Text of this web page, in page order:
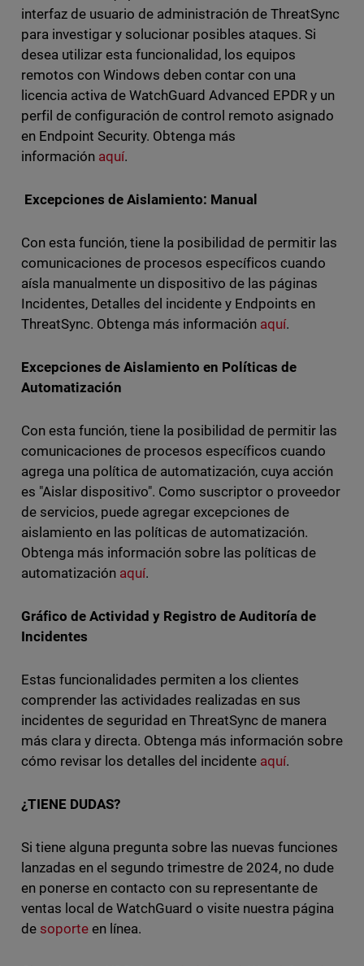
interfaz de usuario de administración de ThreatSync
para investigar y solucionar posibles ataques. Si
desea utilizar esta funcionalidad, los equipos
remotos con Windows deben contar con una
licencia activa de WatchGuard Advanced EPDR y un
perfil de configuración de control remoto asignado
en Endpoint Security. Obtenga más
información aquí.
Excepciones de Aislamiento: Manual
Con esta función, tiene la posibilidad de permitir las
comunicaciones de procesos específicos cuando
aísla manualmente un dispositivo de las páginas
Incidentes, Detalles del incidente y Endpoints en
ThreatSync. Obtenga más información aquí.
Excepciones de Aislamiento en Políticas de
Automatización
Con esta función, tiene la posibilidad de permitir las
comunicaciones de procesos específicos cuando
agrega una política de automatización, cuya acción
es "Aislar dispositivo". Como suscriptor o proveedor
de servicios, puede agregar excepciones de
aislamiento en las políticas de automatización.
Obtenga más información sobre las políticas de
automatización aquí.
Gráfico de Actividad y Registro de Auditoría de
Incidentes
Estas funcionalidades permiten a los clientes
comprender las actividades realizadas en sus
incidentes de seguridad en ThreatSync de manera
más clara y directa. Obtenga más información sobre
cómo revisar los detalles del incidente aquí.
¿TIENE DUDAS?
Si tiene alguna pregunta sobre las nuevas funciones
lanzadas en el segundo trimestre de 2024, no dude
en ponerse en contacto con su representante de
ventas local de WatchGuard o visite nuestra página
de soporteen línea.